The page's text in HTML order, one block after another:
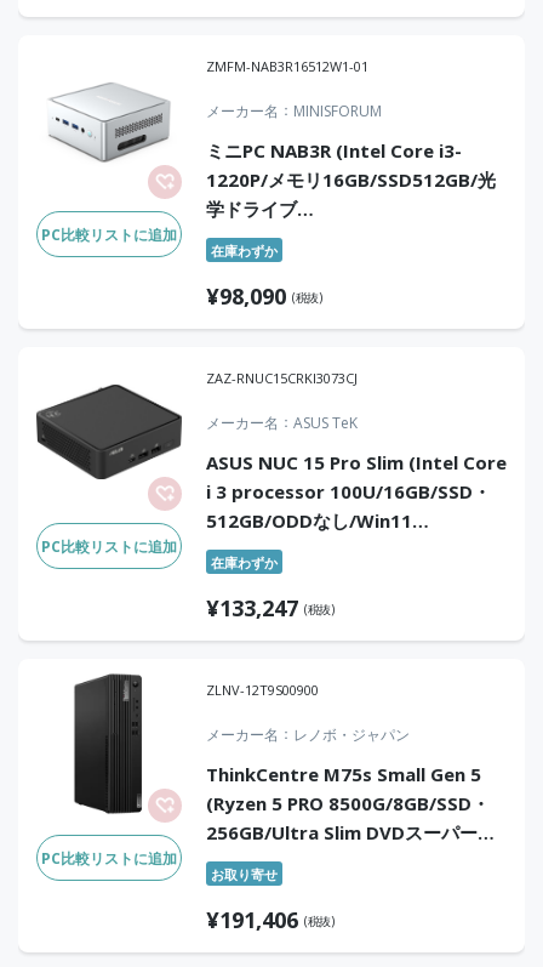
PC比較リストに追加
ZMFM-NAB3R16512W1-01
メーカー名 MINISFORUM
ミニPC NAB3R (Intel Core i3-
1220P/メモリ16GB/SSD512GB/光
学ドライブ
無/Windows11Pro/Office無)
在庫わずか
¥98,090 (税抜)
PC比較リストに追加
ZAZ-RNUC15CRKI3073CJ
メーカー名 ASUS TeK
ASUS NUC 15 Pro Slim (Intel Core
i 3 processor 100U/16GB/SSD・
512GB/ODDなし/Win11
Pro/WiFi7/BT)
在庫わずか
¥133,247 (税抜)
PC比較リストに追加
ZLNV-12T9S00900
メーカー名 レノボ・ジャパン
ThinkCentre M75s Small Gen 5
(Ryzen 5 PRO 8500G/8GB/SSD・
256GB/Ultra Slim DVDスーパーマ
ルチ ドライブ (固定
式)/Win11Pro/Officeなし)
お取り寄せ
¥191,406 (税抜)